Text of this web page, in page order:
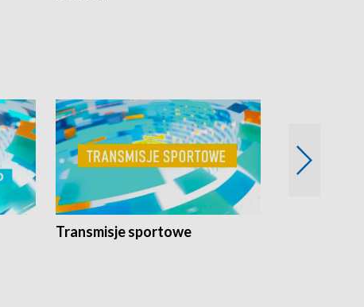
Transmisje sportowe